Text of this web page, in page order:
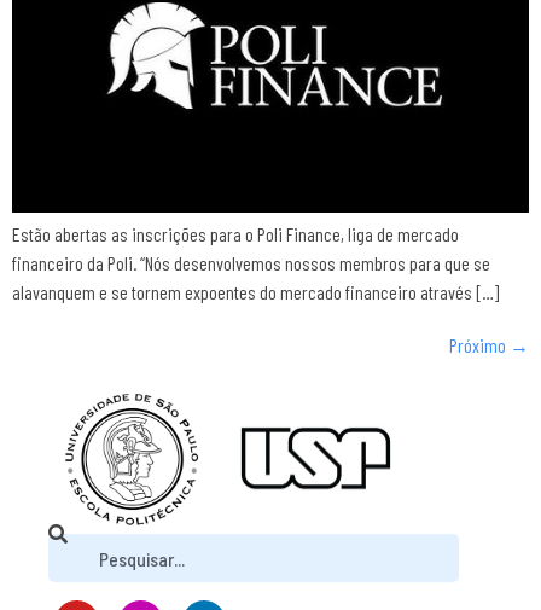
Estão abertas as inscrições para o Poli Finance, liga de mercado
financeiro da Poli. “Nós desenvolvemos nossos membros para que se
alavanquem e se tornem expoentes do mercado financeiro através […]
Próximo →